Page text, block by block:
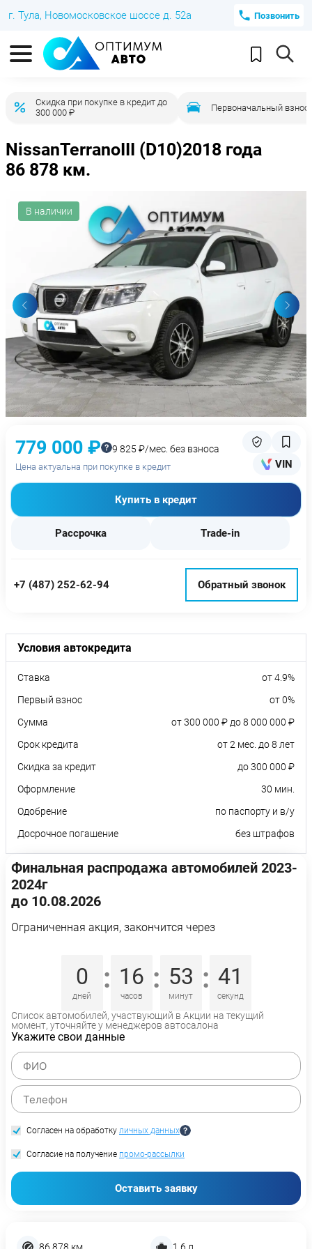
г. Тула, Новомосковское шоссе д. 52а Позвонить
Скидка при покупке в кредит до
300 000 ₽
Первоначальный взнос
NissanTerranoIII (D10)2018 года
86 878 км.
В наличии
779 000 ₽ 9 825 ₽/мес. без взноса
Цена актуальна при покупке в кредит VIN
Купить в кредит
Рассрочка Trade-in
+7 (487) 252-62-94 Обратный звонок
Условия автокредита
Ставка
от 4.9%
Первый взнос
от 0%
Сумма
от 300 000 ₽ до 8 000 000 ₽
Срок кредита
от 2 мес. до 8 лет
Скидка за кредит
до 300 000 ₽
Оформление
30 мин.
Одобрение
по паспорту и в/у
Досрочное погашение
без штрафов
Финальная распродажа автомобилей 2023-
2024г
до 10.08.2026
Ограниченная акция, закончится через
0
дней
: 16
часов
: 53
минут
: 41
секунд
Список автомобилей, участвующий в Акции на текущий
момент, уточняйте у менеджеров автосалона
Укажите свои данные
Согласен на обработку личных данных
Согласие на получение промо-рассылки
Оставить заявку